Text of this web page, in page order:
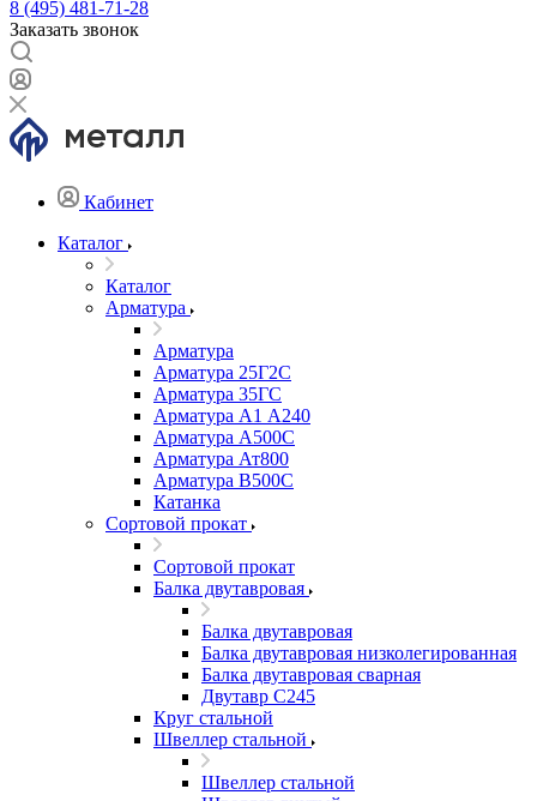
8 (495) 481-71-28
Заказать звонок
Кабинет
Каталог
Каталог
Арматура
Арматура
Арматура 25Г2С
Арматура 35ГС
Арматура А1 А240
Арматура А500С
Арматура Ат800
Арматура В500С
Катанка
Сортовой прокат
Сортовой прокат
Балка двутавровая
Балка двутавровая
Балка двутавровая низколегированная
Балка двутавровая сварная
Двутавр С245
Круг стальной
Швеллер стальной
Швеллер стальной